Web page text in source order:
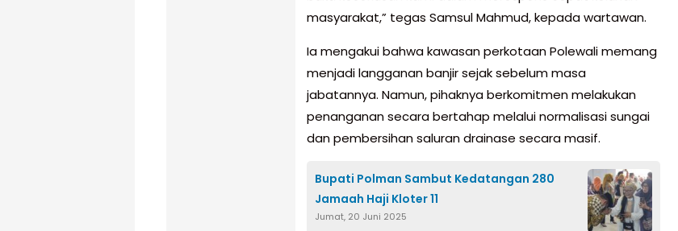
masyarakat,” tegas Samsul Mahmud, kepada wartawan.
Ia mengakui bahwa kawasan perkotaan Polewali memang
menjadi langganan banjir sejak sebelum masa
jabatannya. Namun, pihaknya berkomitmen melakukan
penanganan secara bertahap melalui normalisasi sungai
dan pembersihan saluran drainase secara masif.
Bupati Polman Sambut Kedatangan 280
Jamaah Haji Kloter 11
Jumat, 20 Juni 2025